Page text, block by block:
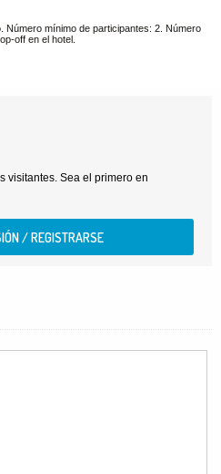
Número mínimo de participantes: 2. Número
off en el hotel.
visitantes. Sea el primero en